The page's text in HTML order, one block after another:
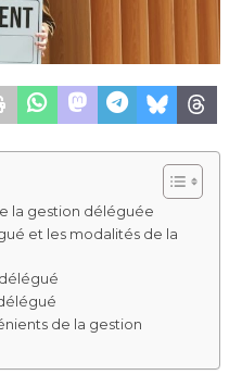
la gestion déléguée
et les modalités de la
de la gestion